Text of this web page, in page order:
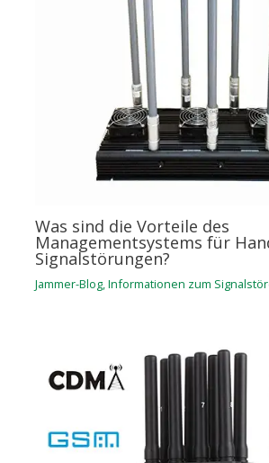
Was sind die Vorteile des
Managementsystems für
Signalstörungen?
Jammer-Blog,Informationen zum